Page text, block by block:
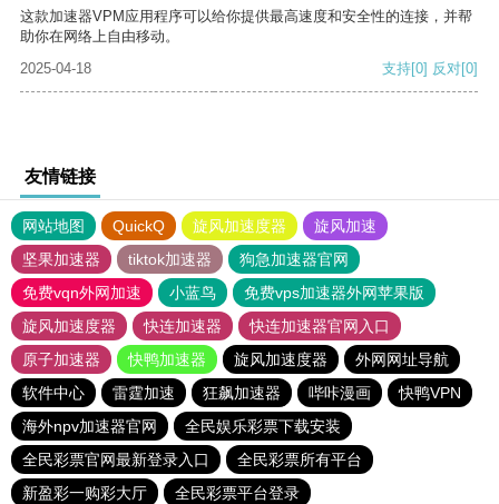
这款加速器VPM应用程序可以给你提供最高速度和安全性的连接，并帮
助你在网络上自由移动。
2025-04-18
支持[0] 反对[0]
友情链接
网站地图 QuickQ 旋风加速度器
旋风加速
坚果加速器
tiktok加速器
狗急加速器官网
免费vqn外网加速
小蓝鸟
免费vps加速器外网苹果版
旋风加速度器
快连加速器
快连加速器官网入口
原子加速器
快鸭加速器 旋风加速度器
外网网址导航
软件中心
雷霆加速 狂飙加速器 哔咔漫画
快鸭VPN
海外npv加速器官网
全民娱乐彩票下载安装
全民彩票官网最新登录入口
全民彩票所有平台
新盈彩一购彩大厅
全民彩票平台登录